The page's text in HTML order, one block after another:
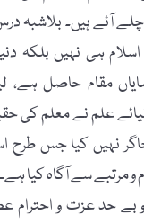
چلے آئے ہیں۔ بلاشبہ
ہی نہیں بلکہ
مقام حاصل ہے،
علم نے معلم کی
نہیں کیا جس طرح
و مرتبے سے آگاہ کیا ہے۔
بے حد عزت و احترام